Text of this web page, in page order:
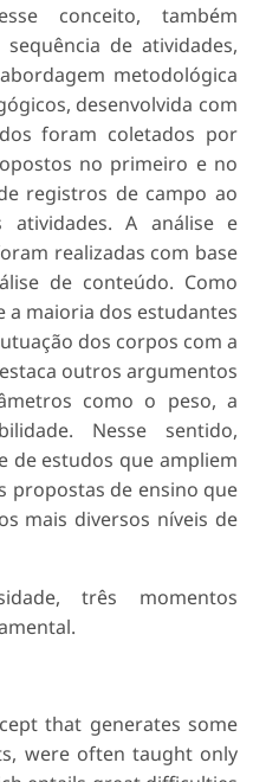
conceito, também
de atividades,
metodológica
desenvolvida com
foram coletados por
no primeiro e no
registros de campo ao
atividades. A análise e
realizadas com base
de conteúdo. Como
a maioria dos estudantes
dos corpos com a
outros argumentos
como o peso, a
Nesse sentido,
de estudos que ampliem
propostas de ensino que
mais diversos níveis de
três momentos
that generates some
were often taught only